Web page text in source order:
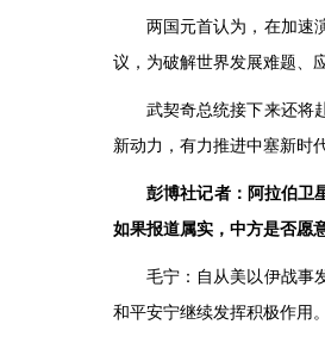
两国元首认为，在加速
议，为破解世界发展难题、
武契奇总统接下来还将
新动力，有力推进中塞新时
彭博社记者：阿拉伯卫
如果报道属实，中方是否愿
毛宁：自从美以伊战事
和平安宁继续发挥积极作用。